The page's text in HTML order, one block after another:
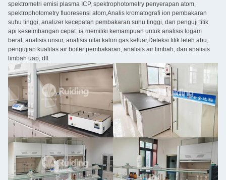
spektrometri emisi plasma ICP, spektrophotometry penyerapan atom,
spektrophotometry fluoresensi atom,Analis kromatografi ion pembakaran
suhu tinggi, analizer kecepatan pembakaran suhu tinggi, dan penguji titik
api keseimbangan cepat. ia memiliki kemampuan untuk analisis logam
berat, analisis unsur, analisis nilai kalori gas keluar,Deteksi titik leleh abu,
pengujian kualitas air boiler pembakaran, analisis air limbah, dan analisis
limbah uap, dll.